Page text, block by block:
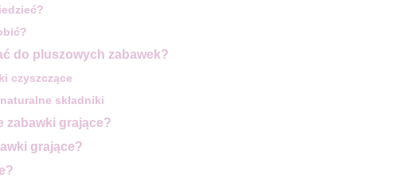
do pluszowych zabawek?
czyszczące
składniki
zabawki grające?
grające?